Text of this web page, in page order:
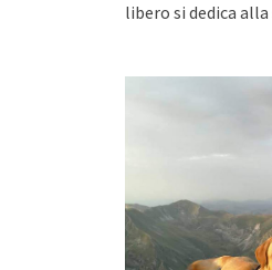
libero si dedica